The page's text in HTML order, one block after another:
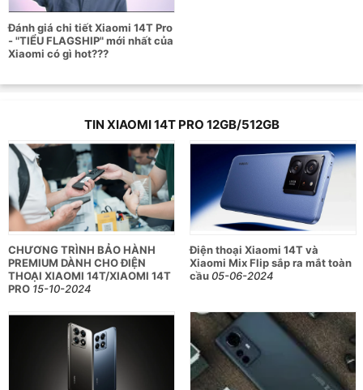
Thông số cấu hình chi tiết điện thoại
Xiaomi 14T Pro
160.4 x 75.1 x 8.39
Trọng lượng
209 g
Chất liệu Khung hợp kim nhôm
Màn hình
AMOLED
Kích thước 6.67 inch
Tần số quét 144Hz
Dolby Vision
HDR10+
Chipset
MediaTek Dimensity 9300+
Immortalis-G720 MC12
Đánh giá chi tiết Xiaomi 14T Pro
- "TIỂU FLAGSHIP" mới nhất của
Xiaomi có gì hot???
TIN XIAOMI 14T PRO 12GB/512GB
CHƯƠNG TRÌNH BẢO HÀNH
PREMIUM DÀNH CHO ĐIỆN
THOẠI XIAOMI 14T/XIAOMI 14T
PRO 15-10-2024
Điện thoại Xiaomi 14T và
Xiaomi Mix Flip sắp ra mắt toàn
cầu05-06-2024